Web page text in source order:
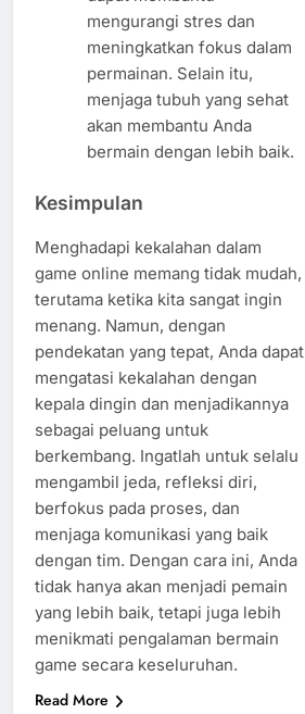
mengurangi stres dan
meningkatkan fokus dalam
permainan. Selain itu,
menjaga tubuh yang sehat
akan membantu Anda
bermain dengan lebih baik.
Kesimpulan
Menghadapi kekalahan dalam
game online memang tidak mudah,
terutama ketika kita sangat ingin
menang. Namun, dengan
pendekatan yang tepat, Anda dapat
mengatasi kekalahan dengan
kepala dingin dan menjadikannya
sebagai peluang untuk
berkembang. Ingatlah untuk selalu
mengambil jeda, refleksi diri,
berfokus pada proses, dan
menjaga komunikasi yang baik
dengan tim. Dengan cara ini, Anda
tidak hanya akan menjadi pemain
yang lebih baik, tetapi juga lebih
menikmati pengalaman bermain
game secara keseluruhan.
Read More